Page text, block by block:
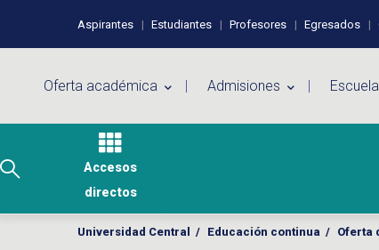
Perfiles de usuario
Aspirantes Estudiantes Profesores Egresados
Oferta académica Admisiones
Accesos
directos
Universidad Central / Educación continua / Oferta